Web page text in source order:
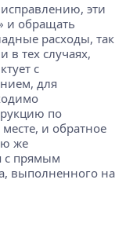
эти
и обращать
расходы, так
в тех случаях,
с
для
по
и обратное
же
с прямым
выполненного на